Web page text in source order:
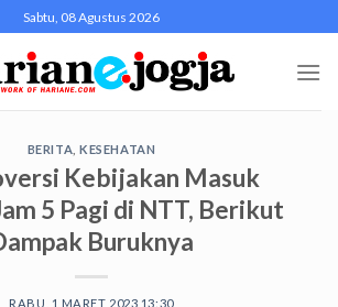
Sabtu, 08 Agustus 2026
BERITA ,KESEHATAN
Kebijakan Masuk
5 Pagi di NTT, Berikut
Buruknya
RABU, 1 MARET 2023 13:30